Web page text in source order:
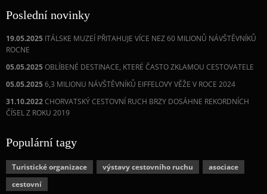
Poslední novinky
19.05.2025 ITÁLSKE MUZEÍ PŘITAHUJE VÍCE NEZ 60 MILIONŮ NÁVŠTĚVNÍKŮ
ROCNE
05.05.2025OBLÍBENÉ DESTINACE, KTERÉ ČASTO ZKLAMOU CESTOVATELE
05.05.20256,3 MILIONU NÁVŠTĚVNÍKŮ EIFFELOVY VĚŽE V ROCE 2024
31.10.2022CHORVATSKÝ CESTOVNÍ RUCH BRZY DOSÁHNE REKORDNÍCH
ČÍSEL Z ROKU 2019
Populární tagy
Turistické organizace výstavy cestovního ruchu
asociace
cestovní